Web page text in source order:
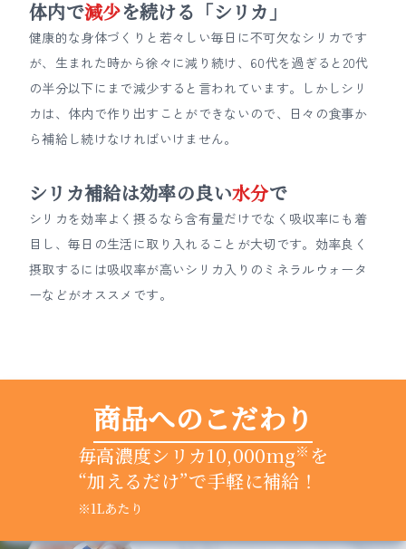
体内で減少を続ける「シリカ」
健康的な身体づくりと若々しい毎日に不可欠なシリカです
が、生まれた時から徐々に減り続け、60代を過ぎると20代
の半分以下にまで減少すると言われています。しかしシリ
カは、体内で作り出すことができないので、日々の食事か
ら補給し続けなければいけません。
シリカ補給は効率の良い水分で
シリカを効率よく摂るなら含有量だけでなく吸収率にも着
目し、毎日の生活に取り入れることが大切です。効率良く
摂取するには吸収率が高いシリカ入りのミネラルウォータ
ーなどがオススメです。
商品へのこだわり
毎高濃度シリカ10,000mg※ を
“加えるだけ”で手軽に補給！
※1Lあたり